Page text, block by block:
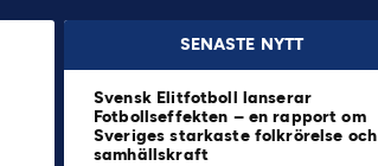
SENASTE NYTT
Svensk Elitfotboll lanserar
Fotbollseffekten – en rapport om
Sveriges starkaste folkrörelse och
samhällskraft